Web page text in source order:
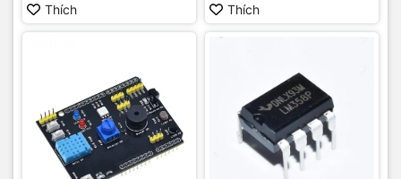
Thích Thích